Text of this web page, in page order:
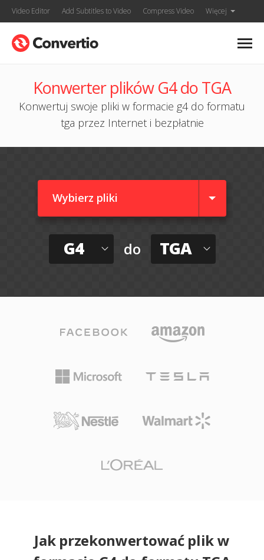
Video Editor Add Subtitles to Video Compress Video Więcej
Konwerter plików G4 do TGA
Konwertuj swoje pliki w formacie g4 do formatu
tga przez Internet i bezpłatnie
Wybierz pliki
G4 do TGA
Jak przekonwertować plik w